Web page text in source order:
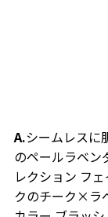
A.シームレスに
のペールラベン
レクション フ
クのチーク×ラ